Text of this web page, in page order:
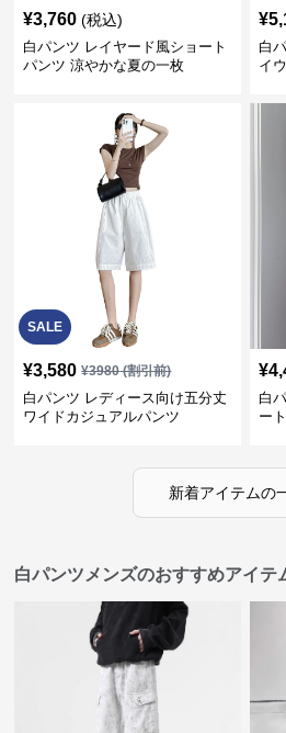
¥3,760 (税込)
白パンツ レイヤード風ショート
パンツ 涼やかな夏の一枚
¥
白
イ
SALE
¥3,580 ¥3980(割引前)
白パンツ レディース向け五分丈
ワイドカジュアルパンツ
¥
白
ー
新着アイテムの
白パンツメンズのおすすめアイテ